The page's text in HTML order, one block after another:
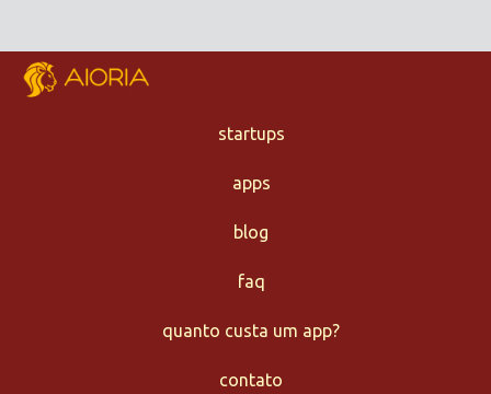
startups
apps
blog
faq
quanto custa um app?
contato